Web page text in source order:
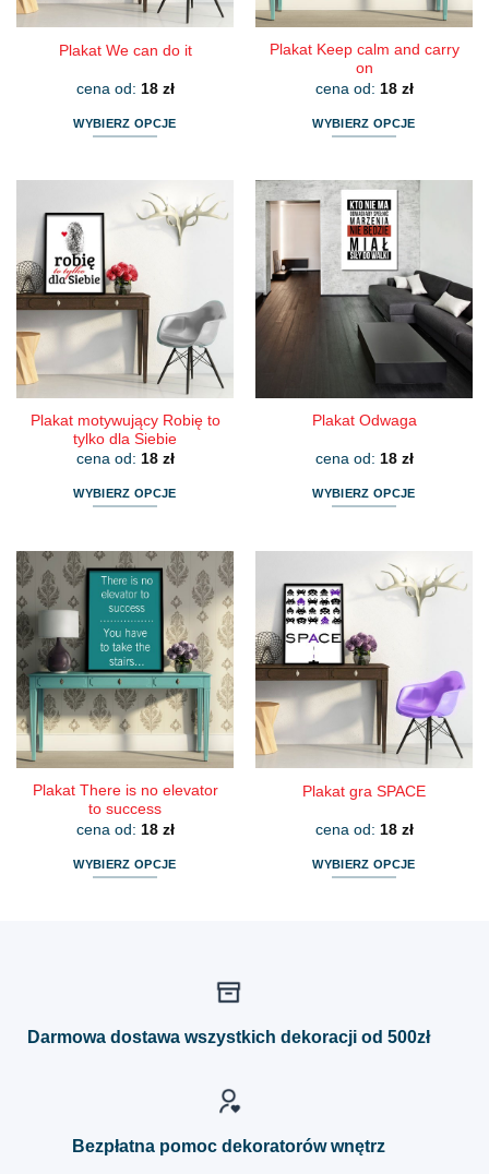
produktu
produktu
Plakat We can do it
cena od: 18 zł
WYBIERZ OPCJE
wiele
wariantów.
Opcje
można
wybrać
na
stronie
produktu
Plakat Keep calm and carry
on
cena od: 18 zł
WYBIERZ OPCJE
ma
wiele
wariantów.
Opcje
można
wybrać
na
stronie
Plakat motywujący Robię to
tylko dla Siebie
cena od: 18 zł
WYBIERZ OPCJE
ma
wiele
wariantów.
Opcje
można
wybrać
na
stronie
produktu
Plakat Odwaga
cena od: 18 zł
WYBIERZ OPCJE
wiele
wariantów.
Opcje
można
wybrać
na
stronie
produktu
Plakat There is no elevator
to success
cena od: 18 zł
WYBIERZ OPCJE
Plakat gra SPACE
cena od: 18 zł
WYBIERZ OPCJE
można
Darmowa dostawa wszystkich dekoracji od 500zł
Bezpłatna pomoc dekoratorów wnętrz